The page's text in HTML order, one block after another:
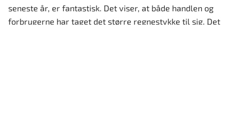
seneste år, er fantastisk. Det viser, at både handlen og
forbrugerne har taget det større regnestykke til sig. Det